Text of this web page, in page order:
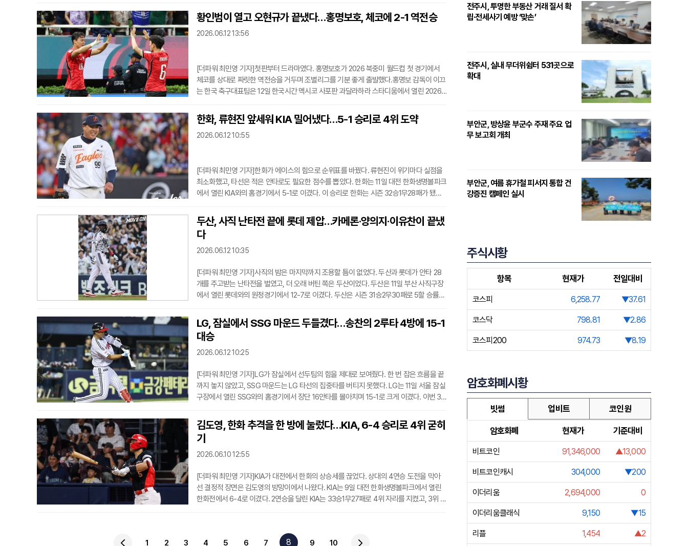
지켜온 LG는 한 번 흔들려도 쉽게 길게 무너지지 않는 팀으로 버텨왔다. 타선은 특정 선수
한 명에게만 의존하지 않고, 하위타선까지 연결되는 날에는 경기 초반부터 상대 마운드를
압박한다. 선발이 초반을 버텨주면 불펜과 수비, 주루까지 묶어 경기를 가져가는 방식도 익
황인범이 열고 오현규가 끝냈다…홍명보호, 체코에 2-1 역전승
2026.06.12 13:56
[더파워 최민영 기자]첫판부터 드라마였다. 홍명보호가 2026 북중미 월드컵 첫 경기에서
체코를 상대로 짜릿한 역전승을 거두며 조별리그를 기분 좋게 출발했다.홍명보 감독이 이끄
는 한국 축구대표팀은 12일 한국시간 멕시코 사포판 과달라하라 스타디움에서 열린 2026
크레이치에게 선제골을 내주며 끌려갔다. 하지만 후반 22분 황인범이 동점골을 터뜨렸고,
후반 35분 교체 투입된 오현규가 역전골을 꽂아 넣으며 승점 3을 챙겼다. 황인범은 결승골
까지 도우며 1골 1도움으로 경기의 흐름을 바꿨다.홍명보 감독은 이날 스리백 전술을 꺼냈
한화, 류현진 앞세워 KIA 밀어냈다…5-1 승리로 4위 도약
2026.06.12 10:55
[더파워 최민영 기자]한화가 에이스의 힘으로 순위표를 바꿨다. 류현진이 위기마다 실점을
최소화했고, 타선은 적은 안타로도 필요한 점수를 뽑았다. 한화는 11일 대전 한화생명볼파크
에서 열린 KIA와의 홈경기에서 5-1로 이겼다. 이 승리로 한화는 시즌 32승1무28패가 됐고,
루에서 아데를린 로드리게스가 좌선상 2루타를 날려 선취점을 냈다. 하지만 류현진은 더 이
상 흔들리지 않았다. 계속된 2사 2, 3루 위기에서 한준수를 땅볼로 잡아내며 추가 실점을 막
았다. 초반 실점 뒤 곧바로 무너지는 흐름을 끊은 게 이날 류현진 투구의 출발점이었다.류현
진
두산, 사직 난타전 끝에 롯데 제압…카메론·양의지·이유찬이 끝냈
다
2026.06.12 10:35
[더파워 최민영 기자]사직의 밤은 마지막까지 조용할 틈이 없었다. 두산과 롯데가 안타 28
개를 주고받는 난타전을 벌였고, 더 오래 버틴 쪽은 두산이었다. 두산은 11일 부산 사직구장
에서 열린 롯데와의 원정경기에서 12-7로 이겼다. 두산은 시즌 31승2무30패로 5할 승률을
뒤 다즈 카메론이 투런포를 날렸고, 이어 양의지도 투런 홈런을 더했다. 경기 시작과 함께 4
점이 나오면서 두산이 먼저 사직의 분위기를 눌렀다. 4회에는 이유찬이 박세웅의 직구를 받
아쳐 가운데 담장을 맞히는 큰 타구를 만들었고, 전력 질주 끝에 그라운드 홈런까지 완성했
다.하
LG, 잠실에서 SSG 마운드 두들겼다…송찬의 2루타 4방에 15-1
대승
2026.06.12 10:25
[더파워 최민영 기자]LG가 잠실에서 선두팀의 힘을 제대로 보여줬다. 한 번 잡은 흐름을 끝
까지 놓지 않았고, SSG 마운드는 LG 타선의 집중타를 버티지 못했다. LG는 11일 서울 잠실
구장에서 열린 SSG와의 홈경기에서 장단 16안타를 몰아치며 15-1로 크게 이겼다. 이번 3
부터 급격하게 기울었다. LG는 박해민의 볼넷과 도루, 오스틴 딘의 안타로 만든 1사 1, 2루에
서 문보경의 적시타로 먼저 점수를 냈다. 이어 만루 기회에서 송찬의가 좌중간을 가르는 3
타점 2루타를 터뜨렸고, 이주헌의 적시타까지 더해 첫 이닝에만 5점을 뽑았다. 경기 초반부
터 SSG 선발
김도영, 한화 추격을 한 방에 눌렀다…KIA, 6-4 승리로 4위 굳히
기
2026.06.10 12:55
[더파워 최민영 기자]KIA가 대전에서 한화의 상승세를 끊었다. 상대의 4연승 도전을 막아
선 결정적 장면은 김도영의 방망이에서 나왔다. KIA는 9일 대전 한화생명볼파크에서 열린
한화전에서 6-4로 이겼다. 2연승을 달린 KIA는 33승1무27패로 4위 자리를 지켰고, 3위 삼
에도 한준수의 볼넷과 김호령의 번트 안타, 상대 실책이 겹치며 추가점을 만들었다. 박민의
땅볼 때 한화 수비가 흔들렸고, 김민규의 유격수 땅볼까지 이어지며 KIA는 3-0으로 앞섰다.
1 2 3 4 5 6 7 8 9 10
전주시, 투명한 부동산 거래 질서 확
립·전세사기 예방 ‘맞손’
전주시, 실내 무더위쉼터 531곳으로
확대
부안군, 방상윤 부군수 주재 주요 업
무 보고회 개최
부안군, 여름 휴가철 피서지 통합 건
강증진 캠페인 실시
주식시황
항목 현재가 전일대비
코스피 6,258.77 ▼37.61
코스닥 798.81 ▼2.86
코스피200 974.73 ▼8.19
암호화폐시황
빗썸 업비트 코인원
암호화폐 현재가 기준대비
비트코인 91,346,000 ▲13,000
비트코인캐시 304,000 ▼200
이더리움 2,694,000 0
이더리움클래식 9,150 ▼15
리플 1,454 ▲2